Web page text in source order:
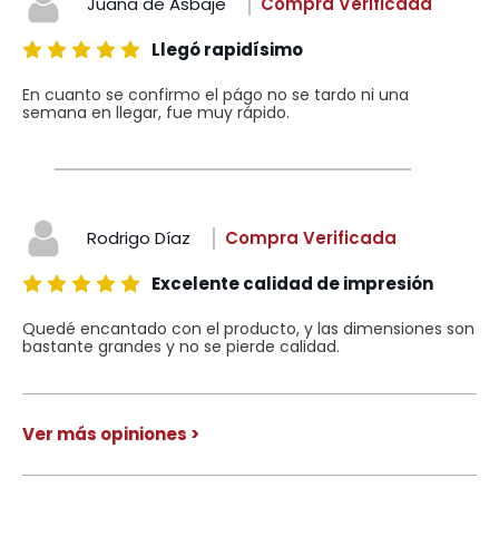
Llegó rapidísimo
En cuanto se confirmo el págo no se tardo ni una
semana en llegar, fue muy rápido.
Rodrigo Díaz
Compra Verificada
Excelente calidad de impresión
Quedé encantado con el producto, y las dimensiones son
bastante grandes y no se pierde calidad.
Ver más opiniones >